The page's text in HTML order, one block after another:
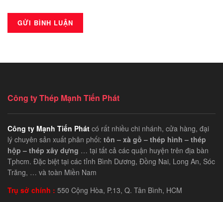
Công ty Thép Mạnh Tiến Phát
Công ty Mạnh Tiến Phát có rất nhiều chi nhánh, cửa hàng, đại
lý chuyên sản xuất phân phối: tôn – xà gồ – thép hình – thép
hộp – thép xây dựng … tại tất cả các quận huyện trên địa bàn
Tphcm. Đặc biệt tại các tỉnh Bình Dương, Đồng Nai, Long An, Sóc
Trăng, … và toàn Miền Nam
Trụ sở chính : 550 Cộng Hòa, P.13, Q. Tân Bình, HCM